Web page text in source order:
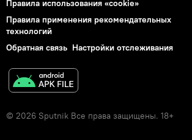
Правила использования «cookie»
Правила применения рекомендательных
технологий
Обратная связь Настройки отслеживания
© 2026 Sputnik Все права защищены. 18+